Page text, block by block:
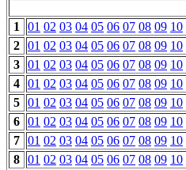
1
01 02 03 04 05 06 07 08 09 10
2 01 02 03 04 05 06 07 08 09 10
3 01 02 03 04 05 06 07 08 09 10
4 01 02 03 04 05 06 07 08 09 10
5 01 02 03 04 05 06 07 08 09 10
6 01 02 03 04 05 06 07 08 09 10
7 01 02 03 04 05 06 07 08 09 10
8 01 02 03 04 05 06 07 08 09 10